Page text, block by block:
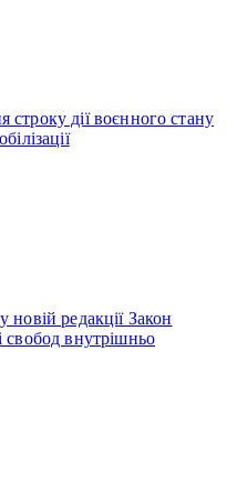
дії воєнного стану
редакції Закон
свобод внутрішньо